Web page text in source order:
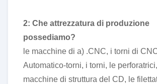
2: Che attrezzatura di produzione
possediamo?
le macchine di a) .CNC, i torni di
Automatico-torni, i torni, le
macchine di struttura del CD, le